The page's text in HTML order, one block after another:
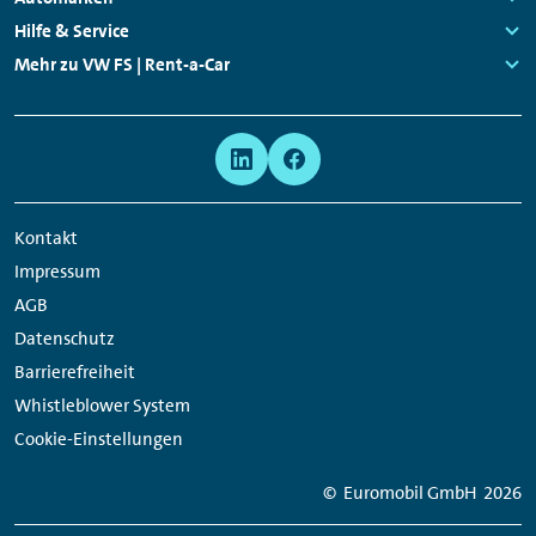
Links:
Hilfe & Service
Links:
Mehr zu VW FS | Rent-a-Car
Kontakt
Impressum
AGB
Datenschutz
Barrierefreiheit
Whistleblower System
Cookie-Einstellungen
Network
Links
© Euromobil GmbH 2026